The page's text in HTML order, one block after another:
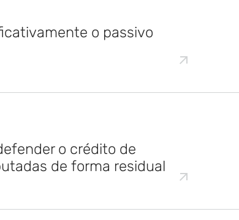
o passivo
o crédito de
de forma residual